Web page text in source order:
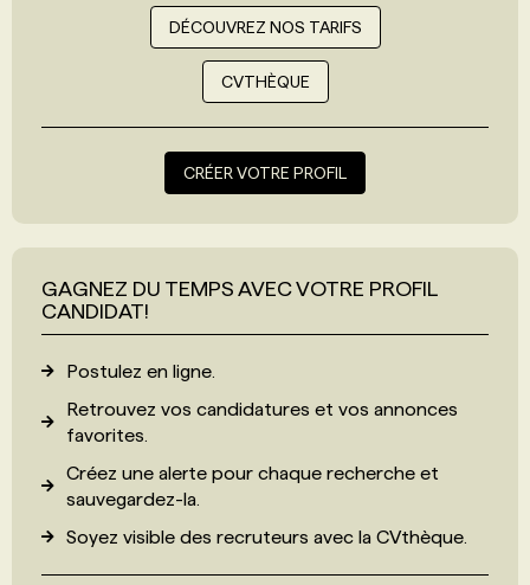
DÉCOUVREZ NOS TARIFS
CVTHÈQUE
CRÉER VOTRE PROFIL
GAGNEZ DU TEMPS AVEC VOTRE PROFIL
CANDIDAT!
Postulez en ligne.
Retrouvez vos candidatures et vos annonces
favorites.
Créez une alerte pour chaque recherche et
sauvegardez-la.
Soyez visible des recruteurs avec la CVthèque